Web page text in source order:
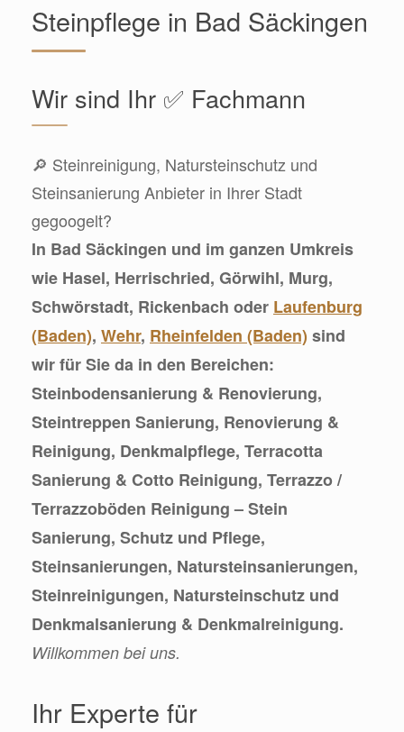
Steinpflege in Bad Säckingen
Wir sind Ihr ✅ Fachmann
🔎 Steinreinigung, Natursteinschutz und
Steinsanierung Anbieter in Ihrer Stadt
gegoogelt?
In Bad Säckingen und im ganzen Umkreis
wie Hasel, Herrischried, Görwihl, Murg,
Schwörstadt, Rickenbach oder Laufenburg
(Baden), Wehr, Rheinfelden (Baden) sind
wir für Sie da in den Bereichen:
Steinbodensanierung & Renovierung,
Steintreppen Sanierung, Renovierung &
Reinigung, Denkmalpflege, Terracotta
Sanierung & Cotto Reinigung, Terrazzo /
Terrazzoböden Reinigung – Stein
Sanierung, Schutz und Pflege,
Steinsanierungen, Natursteinsanierungen,
Steinreinigungen, Natursteinschutz und
Denkmalsanierung & Denkmalreinigung.
Willkommen bei uns.
Ihr Experte für